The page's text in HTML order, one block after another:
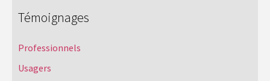
Témoignages
Professionnels
Usagers